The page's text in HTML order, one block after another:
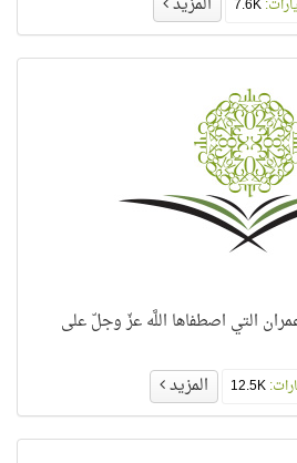
التي اصطفاها اللَّه عزّ وجلّ على
12.5K المزيد